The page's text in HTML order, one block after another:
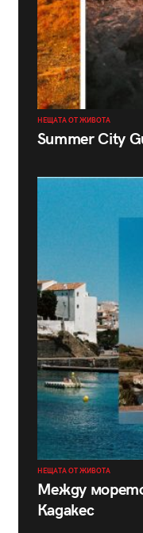
НЕЩАТА ОТ ЖИВОТА
Summer City
НЕЩАТА ОТ ЖИВОТА
Между
Кадакес